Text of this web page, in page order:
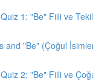
1: "Be" Fiili ve
and "Be" (Çoğul
2: "Be" Fiili ve